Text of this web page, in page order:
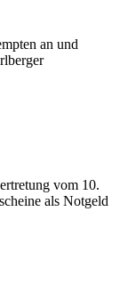
an und
vom 10.
als Notgeld